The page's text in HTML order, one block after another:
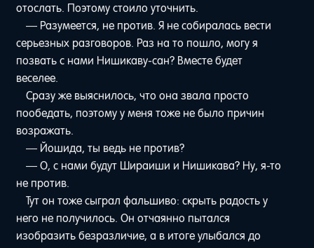
отослать. Поэтому стоило уточнить.
— Разумеется, не против. Я не собиралась вести
серьезных разговоров. Раз на то пошло, могу я
позвать с нами Нишикаву-сан? Вместе будет
веселее.
Сразу же выяснилось, что она звала просто
пообедать, поэтому у меня тоже не было причин
возражать.
— Йошида, ты ведь не против?
— О, с нами будут Шираиши и Нишикава? Ну, я-то
не против.
Тут он тоже сыграл фальшиво: скрыть радость у
него не получилось. Он отчаянно пытался
изобразить безразличие, а в итоге улыбался до